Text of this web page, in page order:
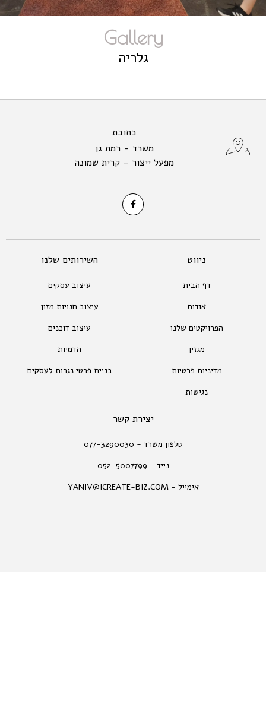
Gallery
גלריה
כתובת
משרד - רמת גן
מפעל ייצור - קרית שמונה
ניווט
דף הבית
אודות
הפרויקטים שלנו
מגזין
מדיניות פרטיות
נגישות
השירותים שלנו
עיצוב עסקים
עיצוב חנויות מזון
עיצוב דוכנים
הדמיות
בניית פרטי נגרות לעסקים
יצירת קשר
טלפון משרד - 077-3290030
נייד - 052-5007799
אימייל - YANIV@ICREATE-BIZ.COM